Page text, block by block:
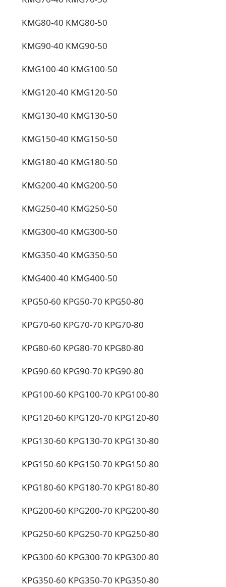
KMG80-40 KMG80-50
KMG90-40 KMG90-50
KMG100-40 KMG100-50
KMG120-40 KMG120-50
KMG130-40 KMG130-50
KMG150-40 KMG150-50
KMG180-40 KMG180-50
KMG200-40 KMG200-50
KMG250-40 KMG250-50
KMG300-40 KMG300-50
KMG350-40 KMG350-50
KMG400-40 KMG400-50
KPG50-60 KPG50-70 KPG50-80
KPG70-60 KPG70-70 KPG70-80
KPG80-60 KPG80-70 KPG80-80
KPG90-60 KPG90-70 KPG90-80
KPG100-60 KPG100-70 KPG100-80
KPG120-60 KPG120-70 KPG120-80
KPG130-60 KPG130-70 KPG130-80
KPG150-60 KPG150-70 KPG150-80
KPG180-60 KPG180-70 KPG180-80
KPG200-60 KPG200-70 KPG200-80
KPG250-60 KPG250-70 KPG250-80
KPG300-60 KPG300-70 KPG300-80
KPG350-60 KPG350-70 KPG350-80